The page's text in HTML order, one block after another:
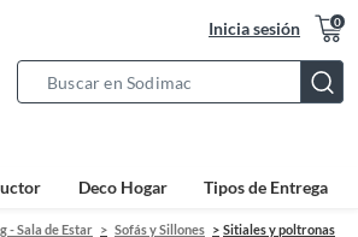
Inicia sesión 0
Bar
Deco Hogar Tipos de Entrega
- Sala de Estar Sofás y Sillones Sitiales y poltronas